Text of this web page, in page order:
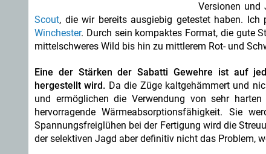
Versionen
Scout, die wir bereits ausgiebig getestet haben.
Winchester. Durch sein kompaktes Format, die gute
mittelschweres Wild bis hin zu mittlerem Rot- und
Eine der Stärken der Sabatti Gewehre ist auf
hergestellt wird. Da die Züge kaltgehämmert und
und ermöglichen die Verwendung von sehr
hervorragende Wärmeabsorptionsfähigkeit. Sie
Spannungsfreiglühen bei der Fertigung wird die
der selektiven Jagd aber definitiv nicht das Problem,